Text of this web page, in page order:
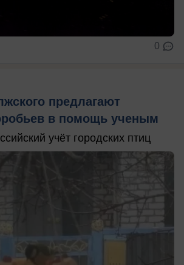
0
предлагают
в помощь ученым
учёт городских птиц